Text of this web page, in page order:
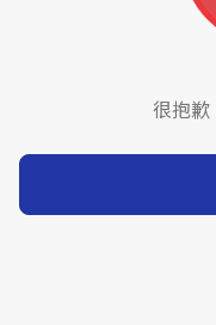
很抱歉